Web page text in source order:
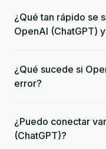
¿Qué tan rápido se
OpenAI (ChatGPT)
¿Qué sucede si
error?
¿Puedo conectar
(ChatGPT)?